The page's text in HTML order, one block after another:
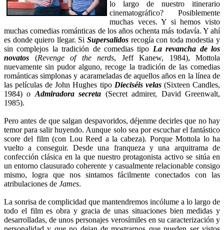
lo largo de nuestro itinerario
cinematográfico? Posiblemente
muchas veces. Y si hemos visto
muchas comedias románticas de los años ochenta más todavía. Y ahí
es donde quiero llegar. Si Supersalidos recogía con toda modestia y
sin complejos la tradición de comedias tipo La revancha de los
novatos (Revenge of the nerds, Jeff Kanew, 1984), Mottola
nuevamente sin pudor alguno, recoge la tradición de las comedias
románticas simplonas y acarameladas de aquellos años en la línea de
las películas de John Hughes tipo Dieciséis velas(Sixteen Candles,
1984) o Admiradora secreta (Secret admirer, David Greenwalt,
1985).
Pero antes de que salgan despavoridos, déjenme decirles que no hay
temor para salir huyendo. Aunque solo sea por escuchar el fantástico
score del film (con Lou Reed a la cabeza). Porque Mottola lo ha
vuelto a conseguir. Desde una franqueza y una arquitrama de
confección clásica en la que nuestro protagonista activo se sitúa en
un entorno clausurado coherente y casualmente relacionable consigo
mismo, logra que nos sintamos fácilmente conectados con las
atribulaciones de James.
La sonrisa de complicidad que mantendremos incólume a lo largo de
todo el film es obra y gracia de unas situaciones bien medidas y
desarrolladas, de unos personajes verosímiles en su caracterización y